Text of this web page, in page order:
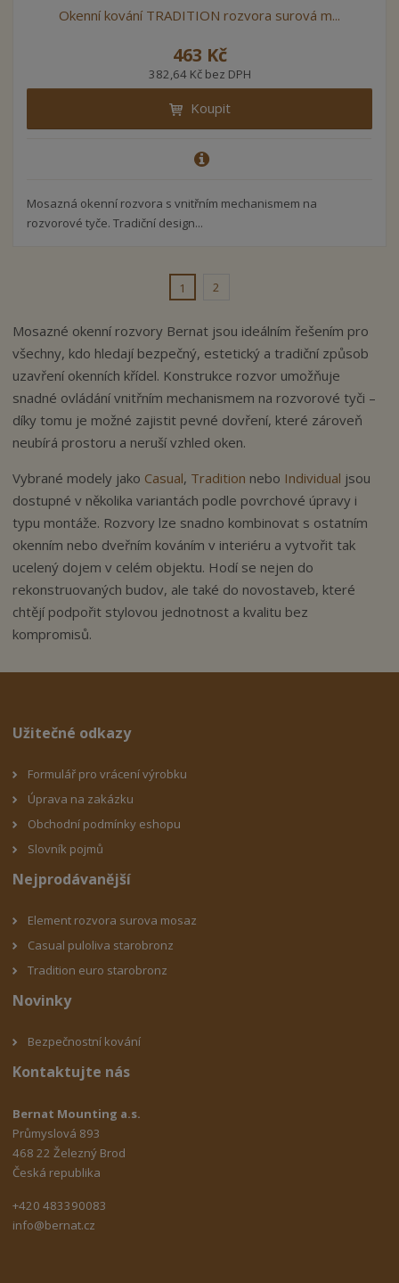
Okenní kování TRADITION rozvora surová m...
463 Kč
382,64 Kč bez DPH
Koupit
Mosazná okenní rozvora s vnitřním mechanismem na
rozvorové tyče. Tradiční design...
1 2
Mosazné okenní rozvory Bernat jsou ideálním řešením pro
všechny, kdo hledají bezpečný, estetický a tradiční způsob
uzavření okenních křídel. Konstrukce rozvor umožňuje
snadné ovládání vnitřním mechanismem na rozvorové tyči –
díky tomu je možné zajistit pevné dovření, které zároveň
neubírá prostoru a neruší vzhled oken.
Vybrané modely jako Casual, Tradition nebo Individual jsou
dostupné v několika variantách podle povrchové úpravy i
typu montáže. Rozvory lze snadno kombinovat s ostatním
okenním nebo dveřním kováním v interiéru a vytvořit tak
ucelený dojem v celém objektu. Hodí se nejen do
rekonstruovaných budov, ale také do novostaveb, které
chtějí podpořit stylovou jednotnost a kvalitu bez
kompromisů.
Užitečné odkazy
Formulář pro vrácení výrobku
Úprava na zakázku
Obchodní podmínky eshopu
Slovník pojmů
Nejprodávanější
Element rozvora surova mosaz
Casual puloliva starobronz
Tradition euro starobronz
Novinky
Bezpečnostní kování
Kontaktujte nás
Bernat Mounting a.s.
Průmyslová 893
468 22 Železný Brod
Česká republika
+420 483390083
info@bernat.cz